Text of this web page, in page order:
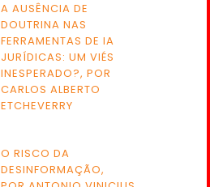
A AUSÊNCIA DE
DOUTRINA NAS
FERRAMENTAS DE IA
JURÍDICAS: UM VIÉS
INESPERADO?, POR
CARLOS ALBERTO
ETCHEVERRY
O RISCO DA
DESINFORMAÇÃO,